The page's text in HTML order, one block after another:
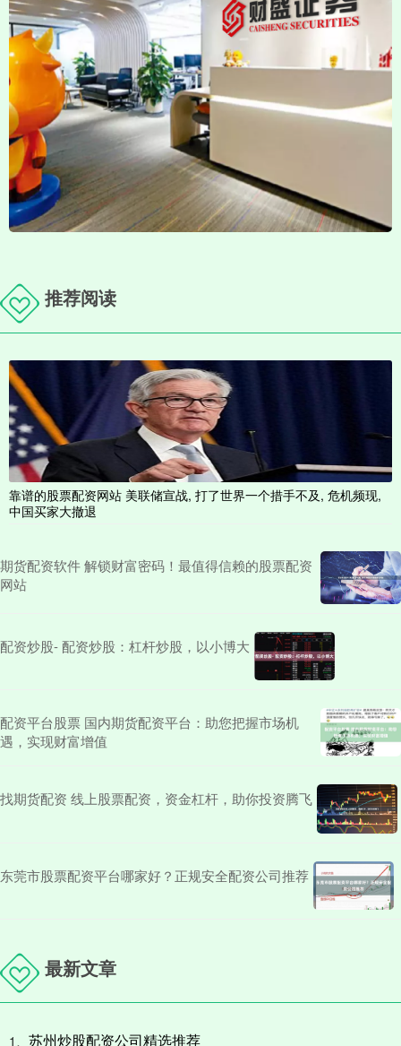
推荐阅读
靠谱的股票配资网站 美联储宣战, 打了世界一个措手不及, 危机频现,
中国买家大撤退
期货配资软件 解锁财富密码！最值得信赖的股票配资
网站
配资炒股- 配资炒股：杠杆炒股，以小博大
配资平台股票 国内期货配资平台：助您把握市场机
遇，实现财富增值
找期货配资 线上股票配资，资金杠杆，助你投资腾飞
东莞市股票配资平台哪家好？正规安全配资公司推荐
最新文章
1、 苏州炒股配资公司精选推荐